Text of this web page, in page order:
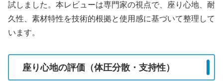
試しました。本レビューは専門家の視点で、座り心地、耐
久性、素材特性を技術的根拠と使用感に基づいて整理して
います。
座り心地の評価（体圧分散・支持性）